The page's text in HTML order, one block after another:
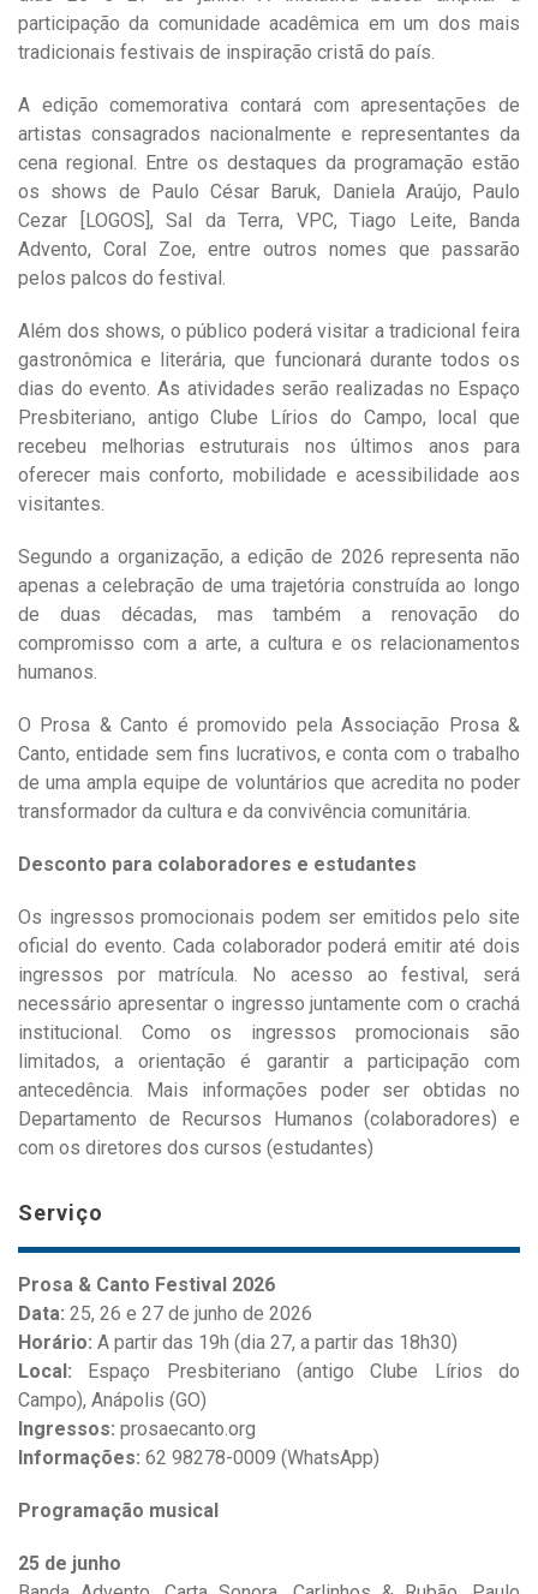
participação da comunidade acadêmica em um dos mais
tradicionais festivais de inspiração cristã do país.
A edição comemorativa contará com apresentações de
artistas consagrados nacionalmente e representantes da
cena regional. Entre os destaques da programação estão
os shows de Paulo César Baruk, Daniela Araújo, Paulo
Cezar [LOGOS], Sal da Terra, VPC, Tiago Leite, Banda
Advento, Coral Zoe, entre outros nomes que passarão
pelos palcos do festival.
Além dos shows, o público poderá visitar a tradicional feira
gastronômica e literária, que funcionará durante todos os
dias do evento. As atividades serão realizadas no Espaço
Presbiteriano, antigo Clube Lírios do Campo, local que
recebeu melhorias estruturais nos últimos anos para
oferecer mais conforto, mobilidade e acessibilidade aos
visitantes.
Segundo a organização, a edição de 2026 representa não
apenas a celebração de uma trajetória construída ao longo
de duas décadas, mas também a renovação do
compromisso com a arte, a cultura e os relacionamentos
humanos.
O Prosa & Canto é promovido pela Associação Prosa &
Canto, entidade sem fins lucrativos, e conta com o trabalho
de uma ampla equipe de voluntários que acredita no poder
transformador da cultura e da convivência comunitária.
Desconto para colaboradores e estudantes
Os ingressos promocionais podem ser emitidos pelo site
oficial do evento. Cada colaborador poderá emitir até dois
ingressos por matrícula. No acesso ao festival, será
necessário apresentar o ingresso juntamente com o crachá
institucional. Como os ingressos promocionais são
limitados, a orientação é garantir a participação com
antecedência. Mais informações poder ser obtidas no
Departamento de Recursos Humanos (colaboradores) e
com os diretores dos cursos (estudantes)
Serviço
Prosa & Canto Festival 2026
Data: 25, 26 e 27 de junho de 2026
Horário: A partir das 19h (dia 27, a partir das 18h30)
Local: Espaço Presbiteriano (antigo Clube Lírios do
Campo), Anápolis (GO)
Ingressos: prosaecanto.org
Informações: 62 98278-0009 (WhatsApp)
Programação musical
25 de junho